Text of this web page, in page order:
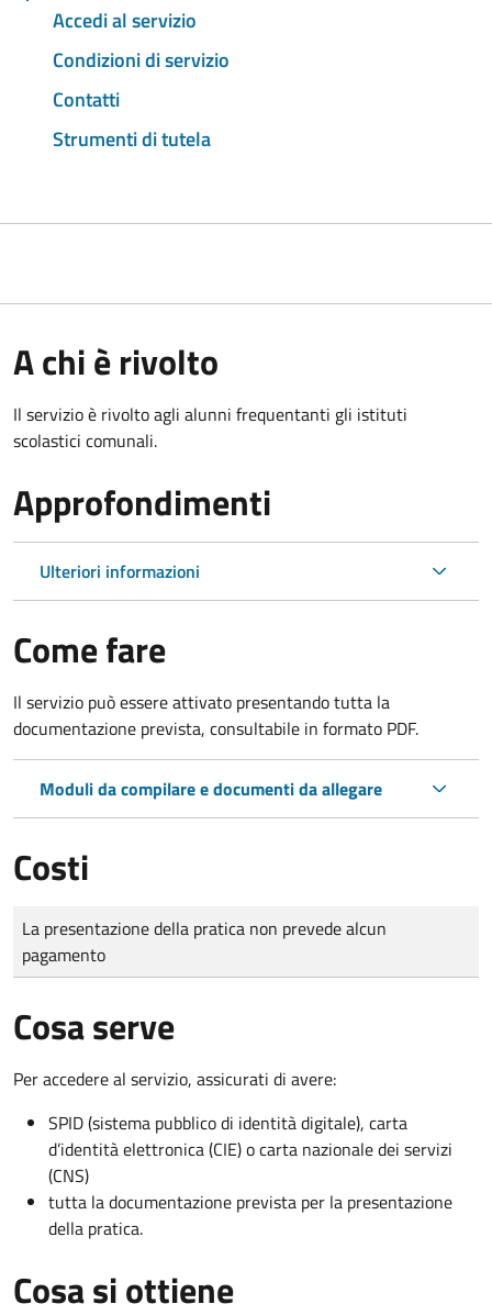
Accedi al servizio
Condizioni di servizio
Contatti
Strumenti di tutela
A chi è rivolto
Il servizio è rivolto agli alunni frequentanti gli istituti
scolastici comunali.
Approfondimenti
Ulteriori informazioni
Come fare
Il servizio può essere attivato presentando tutta la
documentazione prevista, consultabile in formato PDF.
Moduli da compilare e documenti da allegare
Costi
Tipo di pagamento
Importo
La presentazione della pratica non prevede alcun
pagamento
Cosa serve
Per accedere al servizio, assicurati di avere:
SPID (sistema pubblico di identità digitale), carta
d’identità elettronica (CIE) o carta nazionale dei servizi
(CNS)
tutta la documentazione prevista per la presentazione
della pratica.
Cosa si ottiene